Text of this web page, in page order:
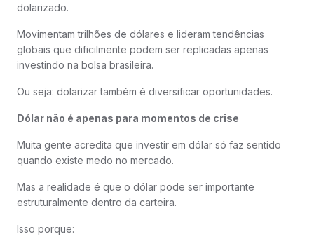
dolarizado.
Movimentam trilhões de dólares e lideram tendências
globais que dificilmente podem ser replicadas apenas
investindo na bolsa brasileira.
Ou seja: dolarizar também é diversificar oportunidades.
Dólar não é apenas para momentos de crise
Muita gente acredita que investir em dólar só faz sentido
quando existe medo no mercado.
Mas a realidade é que o dólar pode ser importante
estruturalmente dentro da carteira.
Isso porque: